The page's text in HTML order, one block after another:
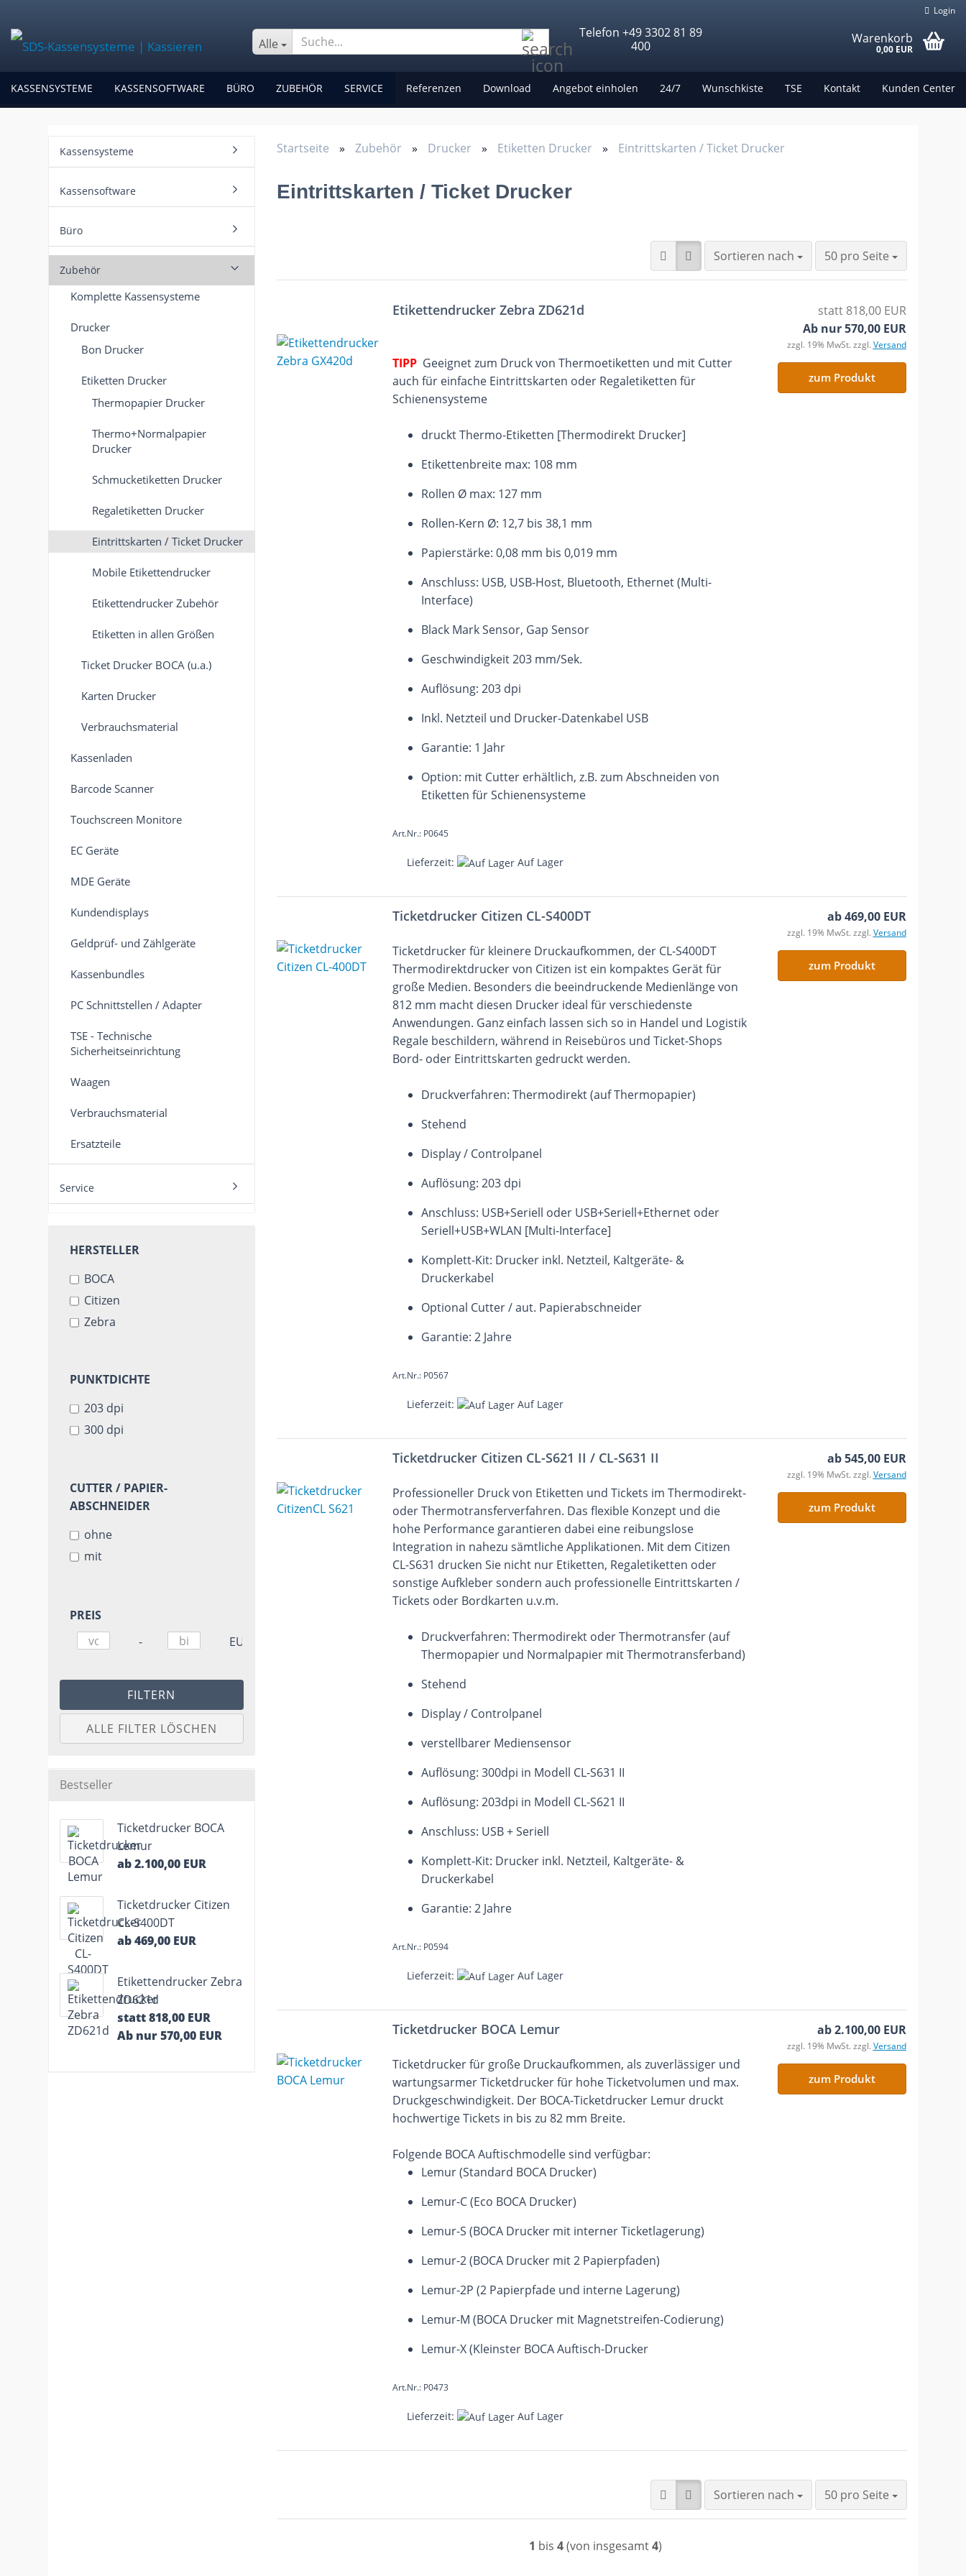
Login
Alle Suche...Telefon +49 3302 81 89
400
Warenkorb
0,00 EUR
KASSENSYSTEME KASSENSOFTWARE BÜRO ZUBEHÖR SERVICE Referenzen Download Angebot einholen 24/7 Wunschkiste TSE Kontakt Kunden Center
Startseite » Zubehör » Drucker » Etiketten Drucker » Eintrittskarten / Ticket Drucker
Eintrittskarten / Ticket Drucker
Sortieren nach
Sortieren nach 50 pro Seite
pro Seite
Etikettendrucker Zebra ZD621d
TIPPGeeignet zum Druck von Thermoetiketten und mit Cutter
auch für einfache Eintrittskarten oder Regaletiketten für
Schienensysteme
druckt Thermo-Etiketten [Thermodirekt Drucker]
Etikettenbreite max: 108 mm
Rollen Ø max: 127 mm
Rollen-Kern Ø: 12,7 bis 38,1 mm
Papierstärke: 0,08 mm bis 0,019 mm
Anschluss: USB, USB-Host, Bluetooth, Ethernet (Multi-
Interface)
Black Mark Sensor, Gap Sensor
Geschwindigkeit 203 mm/Sek.
Auflösung: 203 dpi
Inkl. Netzteil und Drucker-Datenkabel USB
Garantie: 1 Jahr
Option: mit Cutter erhältlich, z.B. zum Abschneiden von
Etiketten für Schienensysteme
Art.Nr.: P0645
Lieferzeit: Auf Lager
statt 818,00 EUR
Ab nur 570,00 EUR
zzgl. 19% MwSt. zzgl. Versand
zum Produkt
Ticketdrucker Citizen CL-S400DT
Ticketdrucker für kleinere Druckaufkommen, der CL-S400DT
Thermodirektdrucker von Citizen ist ein kompaktes Gerät für
große Medien. Besonders die beeindruckende Medienlänge von
812 mm macht diesen Drucker ideal für verschiedenste
Anwendungen. Ganz einfach lassen sich so in Handel und Logistik
Regale beschildern, während in Reisebüros und Ticket-Shops
Bord- oder Eintrittskarten gedruckt werden.
Druckverfahren: Thermodirekt (auf Thermopapier)
Stehend
Display / Controlpanel
Auflösung: 203 dpi
Anschluss: USB+Seriell oder USB+Seriell+Ethernet oder
Seriell+USB+WLAN [Multi-Interface]
Komplett-Kit: Drucker inkl. Netzteil, Kaltgeräte- &
Druckerkabel
Optional Cutter / aut. Papierabschneider
Garantie: 2 Jahre
Art.Nr.: P0567
Lieferzeit: Auf Lager
ab 469,00 EUR
zzgl. 19% MwSt. zzgl. Versand
zum Produkt
Ticketdrucker Citizen CL-S621 II / CL-S631 II
Professioneller Druck von Etiketten und Tickets im Thermodirekt-
oder Thermotransferverfahren. Das flexible Konzept und die
hohe Performance garantieren dabei eine reibungslose
Integration in nahezu sämtliche Applikationen. Mit dem Citizen
CL-S631 drucken Sie nicht nur Etiketten, Regaletiketten oder
sonstige Aufkleber sondern auch professionelle Eintrittskarten /
Tickets oder Bordkarten u.v.m.
Druckverfahren: Thermodirekt oder Thermotransfer (auf
Thermopapier und Normalpapier mit Thermotransferband)
Stehend
Display / Controlpanel
verstellbarer Mediensensor
Auflösung: 300dpi in Modell CL-S631 II
Auflösung: 203dpi in Modell CL-S621 II
Anschluss: USB + Seriell
Komplett-Kit: Drucker inkl. Netzteil, Kaltgeräte- &
Druckerkabel
Garantie: 2 Jahre
Art.Nr.: P0594
Lieferzeit: Auf Lager
ab 545,00 EUR
zzgl. 19% MwSt. zzgl. Versand
zum Produkt
Ticketdrucker BOCA Lemur
Ticketdrucker für große Druckaufkommen, als zuverlässiger und
wartungsarmer Ticketdrucker für hohe Ticketvolumen und max.
Druckgeschwindigkeit. Der BOCA-Ticketdrucker Lemur druckt
hochwertige Tickets in bis zu 82 mm Breite.
Folgende BOCA Auftischmodelle sind verfügbar:
Lemur (Standard BOCA Drucker)
Lemur-C (Eco BOCA Drucker)
Lemur-S (BOCA Drucker mit interner Ticketlagerung)
Lemur-2 (BOCA Drucker mit 2 Papierpfaden)
Lemur-2P (2 Papierpfade und interne Lagerung)
Lemur-M (BOCA Drucker mit Magnetstreifen-Codierung)
Lemur-X (Kleinster BOCA Auftisch-Drucker
Art.Nr.: P0473
Lieferzeit: Auf Lager
ab 2.100,00 EUR
zzgl. 19% MwSt. zzgl. Versand
zum Produkt
Sortieren nach
Sortieren nach 50 pro Seite
pro Seite
1 bis 4(von insgesamt4)
Kassensysteme
Kassensoftware
Büro
Zubehör
Komplette Kassensysteme
Drucker
Bon Drucker
Etiketten Drucker
Thermopapier Drucker
Thermo+Normalpapier
Drucker
Schmucketiketten Drucker
Regaletiketten Drucker
Eintrittskarten / Ticket Drucker
Mobile Etikettendrucker
Etikettendrucker Zubehör
Etiketten in allen Größen
Ticket Drucker BOCA (u.a.)
Karten Drucker
Verbrauchsmaterial
Kassenladen
Barcode Scanner
Touchscreen Monitore
EC Geräte
MDE Geräte
Kundendisplays
Geldprüf- und Zählgeräte
Kassenbundles
PC Schnittstellen / Adapter
TSE - Technische
Sicherheitseinrichtung
Waagen
Verbrauchsmaterial
Ersatzteile
Service
HERSTELLER
HERSTELLER
BOCA
Citizen
Zebra
PUNKTDICHTE
PUNKTDICHTE
203 dpi
300 dpi
CUTTER
/
ABSCHNEIDER
CUTTER / PAPIER-
ABSCHNEIDER
ohne
mit
PREIS
PREIS
Preis bis
- EUR
FILTERN
ALLE FILTER LÖSCHEN
Bestseller
Ticketdrucker BOCA
Lemur
ab 2.100,00 EUR
Ticketdrucker Citizen
CL-S400DT
ab 469,00 EUR
Etikettendrucker Zebra
ZD621d
statt 818,00 EUR
Ab nur 570,00 EUR